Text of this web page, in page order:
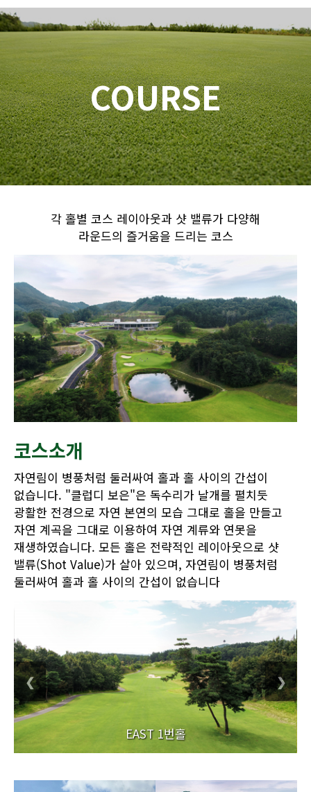
COURSE
각 홀별 코스 레이아웃과 샷 밸류가 다양해
라운드의 즐거움을 드리는 코스
코스소개
자연림이 병풍처럼 둘러싸여 홀과 홀 사이의 간섭이
없습니다. "클럽디 보은"은 독수리가 날개를 펼치듯
광활한 전경으로 자연 본연의 모습 그대로 홀을 만들고
자연 계곡을 그대로 이용하여 자연 계류와 연못을
재생하였습니다. 모든 홀은 전략적인 레이아웃으로 샷
밸류(Shot Value)가 살아 있으며, 자연림이 병풍처럼
둘러싸여 홀과 홀 사이의 간섭이 없습니다
EAST 1번홀
❮ ❯